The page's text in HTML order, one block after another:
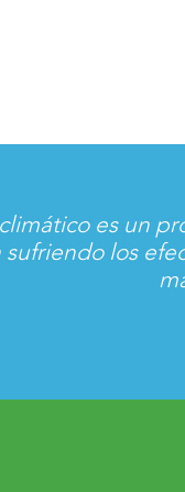
es un
sufriendo los